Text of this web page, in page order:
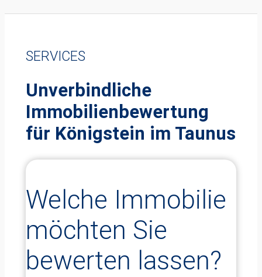
SERVICES
Unverbindliche
Immobilienbewertung
für Königstein im Taunus
Welche Immobilie
möchten Sie
bewerten lassen?